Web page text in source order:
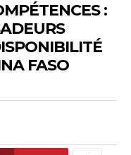
:
FASO